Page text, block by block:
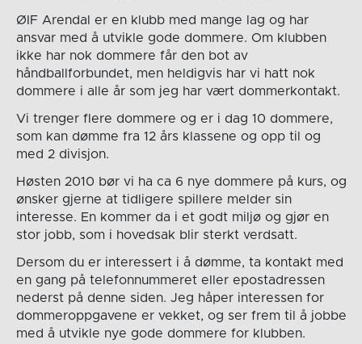
ØIF Arendal er en klubb med mange lag og har
ansvar med å utvikle gode dommere. Om klubben
ikke har nok dommere får den bot av
håndballforbundet, men heldigvis har vi hatt nok
dommere i alle år som jeg har vært dommerkontakt.
Vi trenger flere dommere og er i dag 10 dommere,
som kan dømme fra 12 års klassene og opp til og
med 2 divisjon.
Høsten 2010 bør vi ha ca 6 nye dommere på kurs, og
ønsker gjerne at tidligere spillere melder sin
interesse. En kommer da i et godt miljø og gjør en
stor jobb, som i hovedsak blir sterkt verdsatt.
Dersom du er interessert i å dømme, ta kontakt med
en gang på telefonnummeret eller epostadressen
nederst på denne siden. Jeg håper interessen for
dommeroppgavene er vekket, og ser frem til å jobbe
med å utvikle nye gode dommere for klubben.